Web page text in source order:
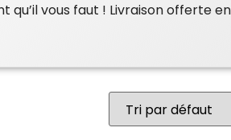
vous faut ! Livraison offerte